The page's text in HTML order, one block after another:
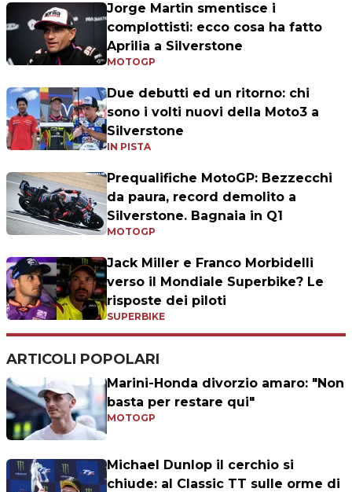
Jorge Martin smentisce i
complottisti: ecco cosa ha fatto
Aprilia a Silverstone
MOTOGP
Due debutti ed un ritorno: chi
sono i volti nuovi della Moto3 a
Silverstone
IN PISTA
Prequalifiche MotoGP: Bezzecchi
da paura, record demolito a
Silverstone. Bagnaia in Q1
MOTOGP
Jack Miller e Franco Morbidelli
verso il Mondiale Superbike? Le
risposte dei piloti
SUPERBIKE
ARTICOLI POPOLARI
Marini-Honda divorzio amaro: "Non
basta per restare qui"
MOTOGP
Michael Dunlop il cerchio si
chiude: al Classic TT sulle orme di